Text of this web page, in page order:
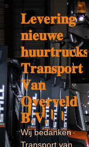
𝐋𝐞𝐯𝐞𝐫𝐢𝐧𝐠
𝐧𝐢𝐞𝐮𝐰𝐞
𝐡𝐮𝐮𝐫𝐭𝐫𝐮𝐜𝐤𝐬
𝐓𝐫𝐚𝐧𝐬𝐩𝐨𝐫𝐭
𝐕𝐚𝐧
𝐎𝐯𝐞𝐫𝐯𝐞𝐥𝐝
𝐁.𝐕.
Wij bedanken
Transport van